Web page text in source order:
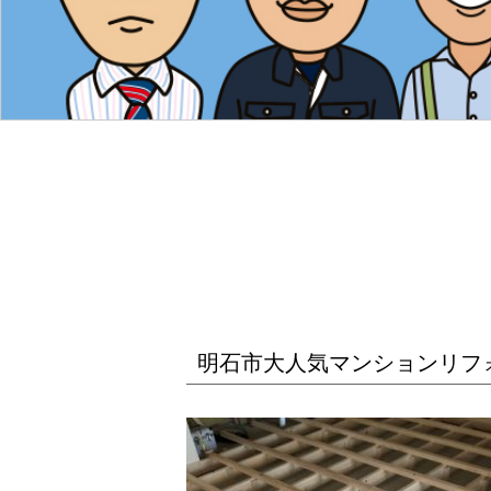
明石市大人気マンションリフ